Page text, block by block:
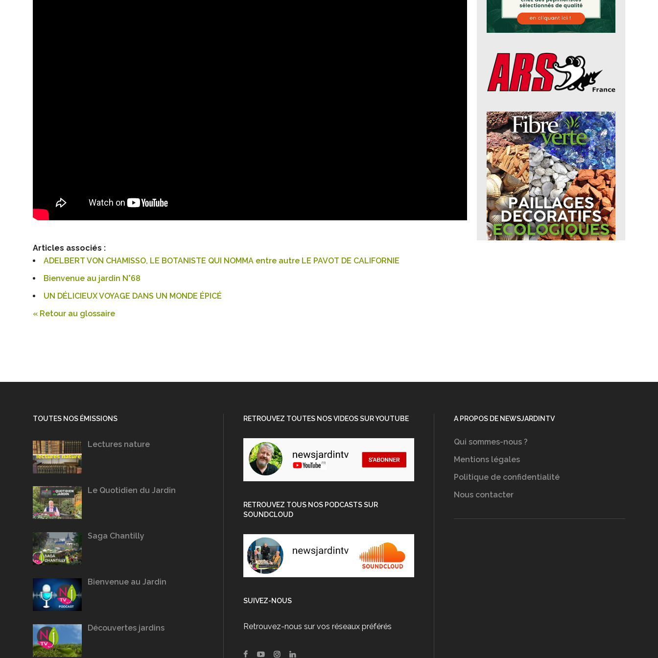
Articles associés :
ADELBERT VON CHAMISSO, LE BOTANISTE QUI NOMMA entre autre LE PAVOT DE CALIFORNIE
Bienvenue au jardin N°68
UN DÉLICIEUX VOYAGE DANS UN MONDE ÉPICÉ
« Retour au glossaire
TOUTES NOS ÉMISSIONS
Lectures nature
Le Quotidien du Jardin
Saga Chantilly
Bienvenue au Jardin
Découvertes jardins
RETROUVEZ TOUTES NOS VIDEOS SUR YOUTUBE
RETROUVEZ TOUS NOS PODCASTS SUR
SOUNDCLOUD
SUIVEZ-NOUS
Retrouvez-nous sur vos réseaux préférés
A PROPOS DE NEWSJARDINTV
Qui sommes-nous ?
Mentions légales
Politique de confidentialité
Nous contacter